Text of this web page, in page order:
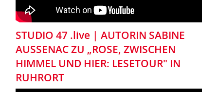
STUDIO 47 .live | AUTORIN SABINE
AUSSENAC ZU „ROSE, ZWISCHEN
HIMMEL UND HIER: LESETOUR" IN
RUHRORT